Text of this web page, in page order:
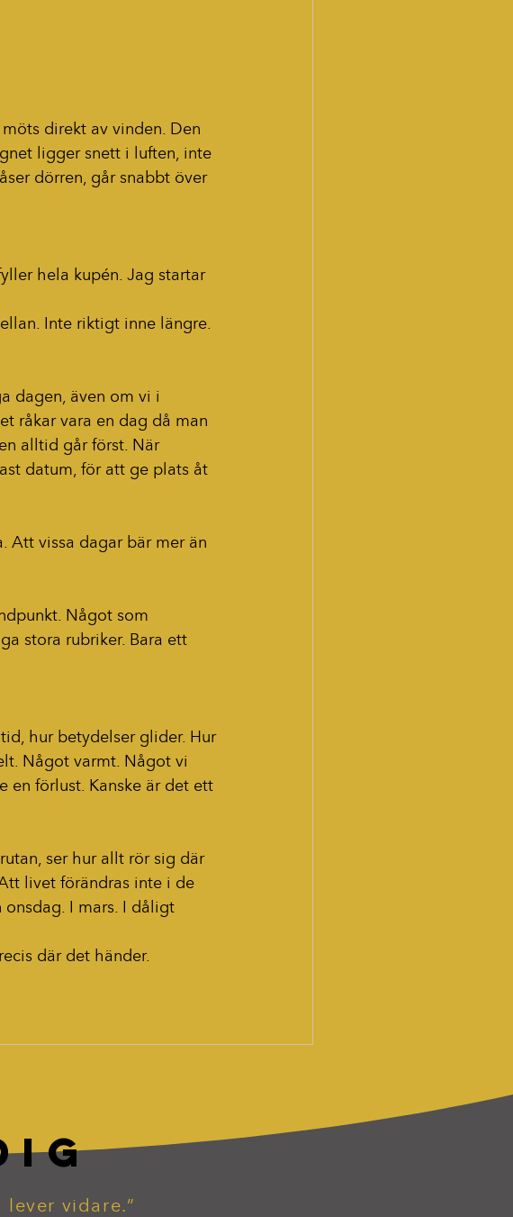
direkt av vinden. Den
ligger snett i luften, inte
dörren, går snabbt över
hela kupén. Jag startar
Inte riktigt inne längre.
dagen, även om vi i
råkar vara en dag då man
alltid går först. När
datum, för att ge plats åt
Att vissa dagar bär mer än
Något som
stora rubriker. Bara ett
hur betydelser glider. Hur
Något varmt. Något vi
en förlust. Kanske är det ett
ser hur allt rör sig där
livet förändras inte i de
I mars. I dåligt
där det händer.
lever vidare.”